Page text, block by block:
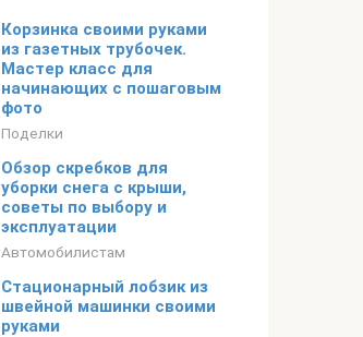
Корзинка своими руками
из газетных трубочек.
Мастер класс для
начинающих с пошаговым
фото
Поделки
Обзор скребков для
уборки снега с крыши,
советы по выбору и
эксплуатации
Автомобилистам
Стационарный лобзик из
швейной машинки своими
руками